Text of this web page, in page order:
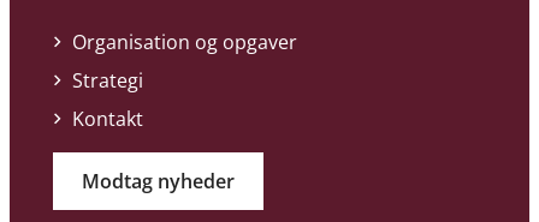
Organisation og opgaver
Strategi
Kontakt
Modtag nyheder